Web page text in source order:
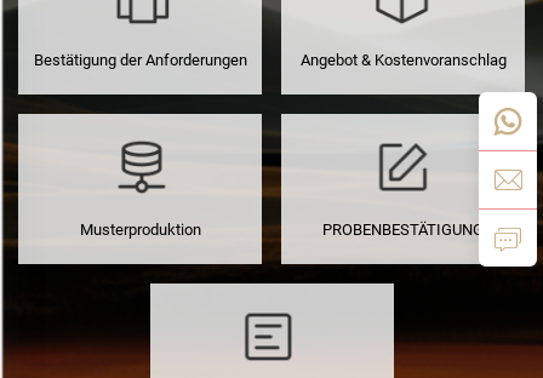
Bestätigung der Anforderungen Angebot & Kostenvoranschlag
Musterproduktion PROBENBESTÄTIGUNG